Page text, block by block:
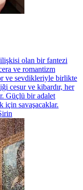
olan bir fantezi
ve romantizm
ve sevdikleriyle birlikte
cesur ve kibardır, her
Güçlü bir adalet
için savaşacaklar.